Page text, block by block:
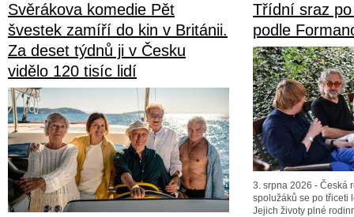
Svěrákova komedie Pět
švestek zamíří do kin v Británii.
Za deset týdnů ji v Česku
vidělo 120 tisíc lidí
Třídní sraz
podle
3. srpna 2026 - Česká
spolužáků se po třiceti
Jejich životy plné